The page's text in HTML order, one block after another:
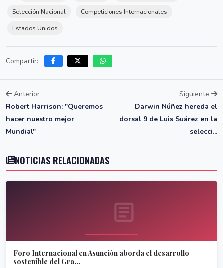
Selección Nacional
Competiciones Internacionales
Estados Unidos
Compartir:
Anterior
Robert Harrison: "Queremos
hacer nuestro mejor
Mundial"
Siguiente
Darwin Núñez hereda el
dorsal 9 de Luis Suárez en la
selecci...
NOTICIAS RELACIONADAS
Foro Internacional en Asunción aborda el desarrollo
sostenible del Gra...